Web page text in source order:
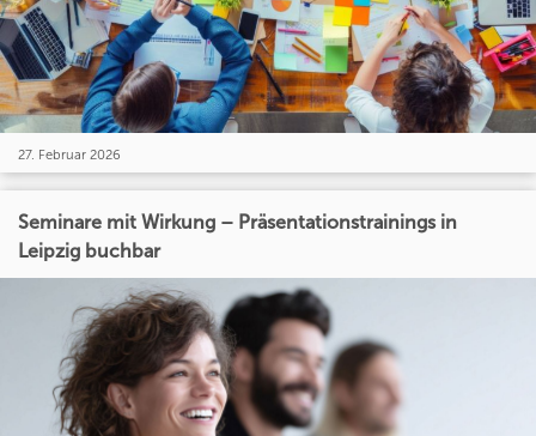
27. Februar 2026
Seminare mit Wirkung – Präsentationstrainings in
Leipzig buchbar